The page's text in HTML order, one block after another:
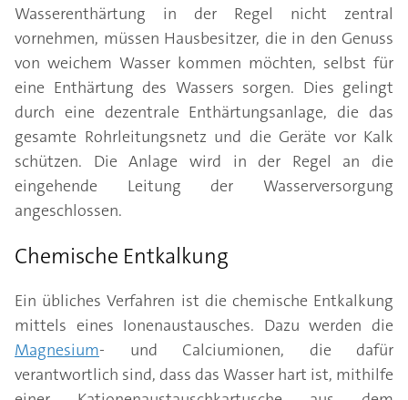
Wasserenthärtung in der Regel nicht zentral
vornehmen, müssen Hausbesitzer, die in den Genuss
von weichem Wasser kommen möchten, selbst für
eine Enthärtung des Wassers sorgen. Dies gelingt
durch eine dezentrale Enthärtungsanlage, die das
gesamte Rohrleitungsnetz und die Geräte vor Kalk
schützen. Die Anlage wird in der Regel an die
eingehende Leitung der Wasserversorgung
angeschlossen.
Chemische Entkalkung
Ein übliches Verfahren ist die chemische Entkalkung
mittels eines Ionenaustausches. Dazu werden die
Magnesium- und Calciumionen, die dafür
verantwortlich sind, dass das Wasser hart ist, mithilfe